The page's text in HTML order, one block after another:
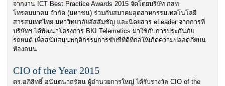
จากงาน ICT Best Practice Awards 2015 จัดโดยบริษัท กสท
โทรคมนาคม จำกัด (มหาชน) ร่วมกับสมาคมอุตสาหกรรมเทคโนโลยี
สารสนเทศไทย มหาวิทยาลัยอัสสัมชัญ และนิตยสาร eLeader จากการที่
บริษัทฯ ได้พัฒนาโครงการ BKI Telematics มาใช้กับการประกันภัย
รถยนต์ เพื่อสนับสนุนพฤติกรรมการขับขี่ที่ดีที่ก่อให้เกิดความปลอดภัยบน
ท้องถนน
CIO of the Year 2015
ดร.อภิสิทธิ์ อนันตนาถรัตน ผู้อำนวยการใหญ่ ได้รับรางวัล CIO of the